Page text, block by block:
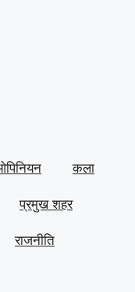
कला
प्रमुख शहर
राजनीति